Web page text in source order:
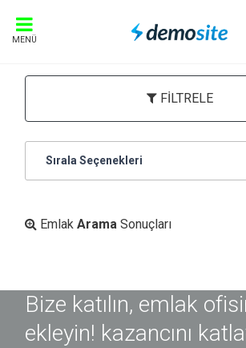
MENÜ
FİLTRELE
Sırala Seçenekleri
Emlak Arama Sonuçları
Bize katılın, emlak
ekleyin! kazancını